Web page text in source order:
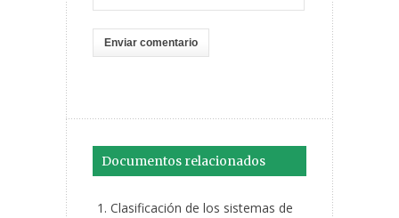
Documentos relacionados
Clasificación de los sistemas de